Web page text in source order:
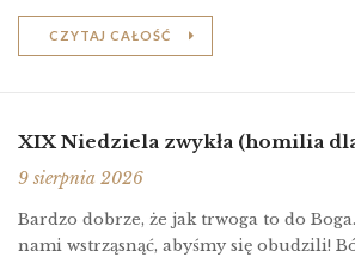
CZYTAJ CAŁOŚĆ
XIX Niedziela zwykła (homilia
9 sierpnia 2026
Bardzo dobrze, że jak trwoga to do
nami wstrząsnąć, abyśmy się obudzili!